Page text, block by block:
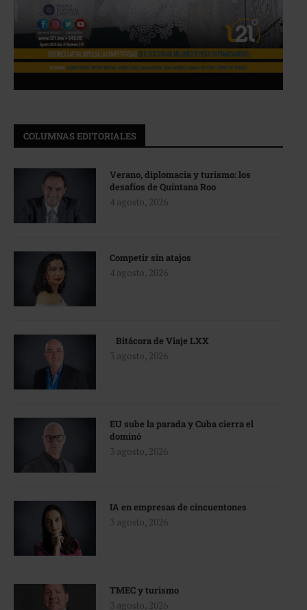
COLUMNAS EDITORIALES
Verano, diplomacia y turismo: los
desafíos de Quintana Roo
4 agosto, 2026
Competir sin atajos
4 agosto, 2026
Bitácora de Viaje LXX
3 agosto, 2026
EU sube la parada y Cuba cierra el
dominó
3 agosto, 2026
IA en empresas de cincuentones
3 agosto, 2026
TMEC y turismo
3 agosto, 2026